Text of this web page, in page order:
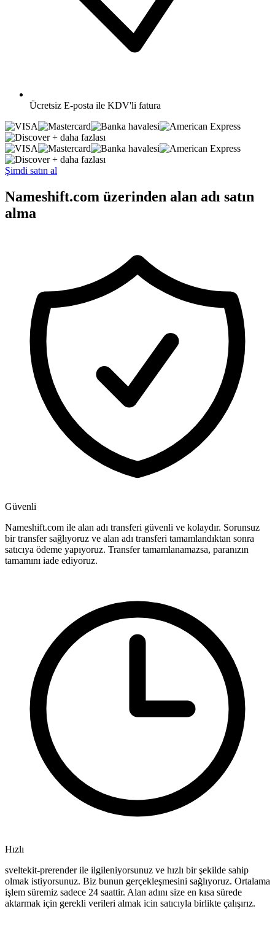
Ücretsiz E-posta ile KDV'li fatura
+ daha fazlası
+ daha fazlası
Şimdi satın al
Nameshift.com üzerinden alan adı satın
alma
Güvenli
Nameshift.com ile alan adı transferi güvenli ve kolaydır. Sorunsuz
bir transfer sağlıyoruz ve alan adı transferi tamamlandıktan sonra
satıcıya ödeme yapıyoruz. Transfer tamamlanamazsa, paranızın
tamamını iade ediyoruz.
Hızlı
sveltekit-prerender ile ilgileniyorsunuz ve hızlı bir şekilde sahip
olmak istiyorsunuz. Biz bunun gerçekleşmesini sağlıyoruz. Ortalama
işlem süremiz sadece 24 saattir. Alan adını size en kısa sürede
aktarmak için gerekli verileri almak icin satıcıyla birlikte çalışırız.